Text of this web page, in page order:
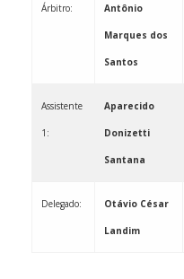
Árbitro: Antônio
Marques dos
Santos
Assistente
1:
Aparecido
Donizetti
Santana
Delegado: Otávio César
Landim